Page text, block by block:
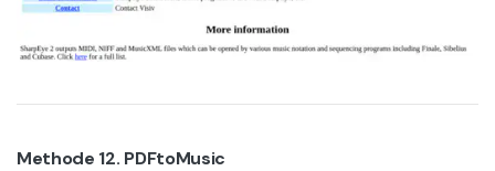
Methode 12. PDFtoMusic